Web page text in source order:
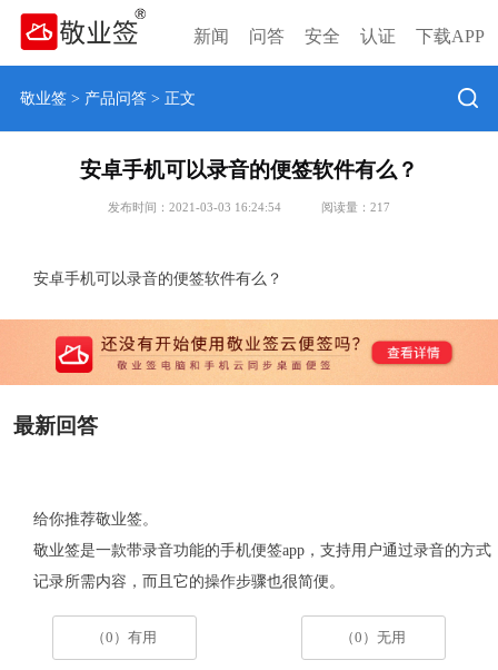
新闻 问答 安全 认证 下载APP
敬业签> 产品问答> 正文
安卓手机可以录音的便签软件有么？
发布时间：2021-03-03 16:24:54 阅读量： 217
安卓手机可以录音的便签软件有么？
最新回答
给你推荐敬业签。
敬业签是一款带录音功能的手机便签app，支持用户通过录音的方式
记录所需内容，而且它的操作步骤也很简便。
（0）有用 （0）无用